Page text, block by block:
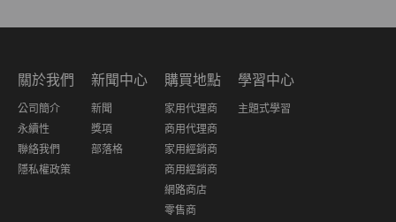
關於我們
公司簡介
永續性
聯絡我們
隱私權政策
新聞中心
新聞
獎項
部落格
購買地點
家用代理商
商用代理商
家用經銷商
商用經銷商
網路商店
零售商
學習中心
主題式學習